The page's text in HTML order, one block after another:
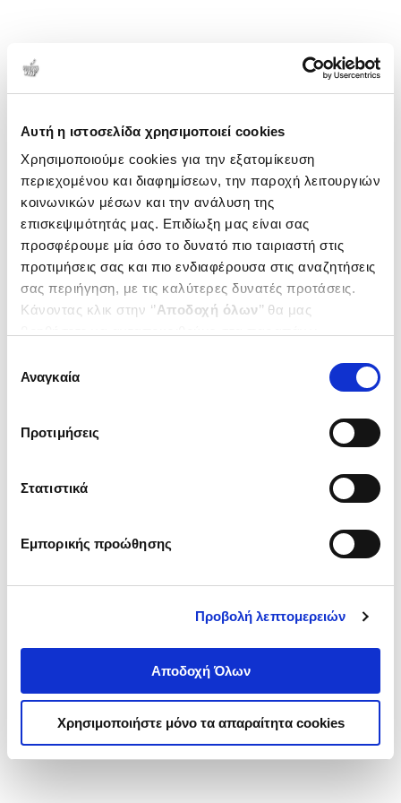
Αυτή η ιστοσελίδα χρησιμοποιεί cookies
Χρησιμοποιούμε cookies για την εξατομίκευση
περιεχομένου και διαφημίσεων, την παροχή λειτουργιών
κοινωνικών μέσων και την ανάλυση της
επισκεψιμότητάς μας. Επιδίωξη μας είναι σας
προσφέρουμε μία όσο το δυνατό πιο ταιριαστή στις
προτιμήσεις σας και πιο ενδιαφέρουσα στις αναζητήσεις
σας περιήγηση, με τις καλύτερες δυνατές προτάσεις.
Κάνοντας κλικ στην ‘’Αποδοχή όλων’’ θα μας
ενδιαφέρουν και να επιλέξετε από τα παρακάτω με την
΄΄και να ενημερωθείτε σχετικά με
συγκατάθεσης
Αναγκαία
Προτιμήσεις
Στατιστικά
Εμπορικής προώθησης
Προβολή λεπτομερειών
Αποδοχή Όλων
Χρησιμοποιήστε μόνο τα απαραίτητα cookies